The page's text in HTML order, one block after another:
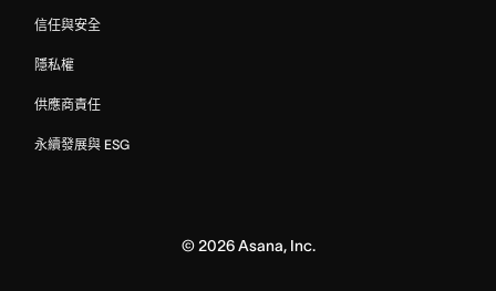
信任與安全
隱私權
供應商責任
永續發展與 ESG
© 2026Asana, Inc.